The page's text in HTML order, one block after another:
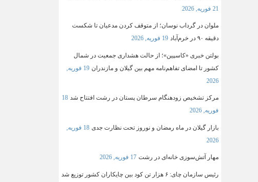
21 فوریه, 2026
ملوان در گرداب نوسان؛ از متوقف کردن مدعیان تا شکست
دقیقه ۹۰ در خرم‌آباد
19 فوریه, 2026
بولتن خبری «کاسپین»؛ از حالت هشداری جمعیت در شمال
کشور تا امضای تفاهم‌نامه مهم بین گیلان و مازندران
19 فوریه,
2026
مرکز تشخیص زودهنگام سرطان پستان در رشت افتتاح شد 18
فوریه, 2026
بازار گیلان در ماه رمضان و نوروز تحت نظارت جدی
18 فوریه,
2026
مهار آتش‌سوزی خانه‌ای در رشت 17 فوریه, 2026
رئیس سازمان چای: ۶ هزار تن کود بین چایکاران کشور توزیع شد